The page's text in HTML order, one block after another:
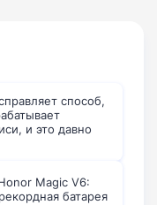
способ,
и это давно
Magic V6:
батарея